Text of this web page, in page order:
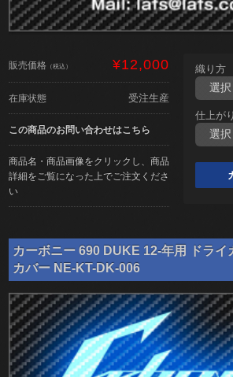
販売価格 （税込） ¥12,000
在庫状態 受注生産
この商品のお問い合わせはこちら
商品名・商品画像をクリックし、商品
詳細をご覧になった上でご注文くださ
い
織り方
仕上がり
カーボニー 690 DUKE 12-年用 ドライ
カバー NE-KT-DK-006